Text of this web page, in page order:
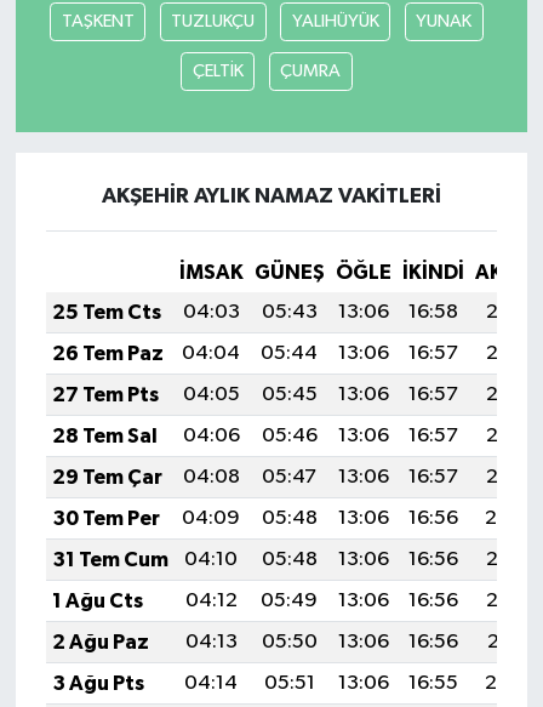
TAŞKENT TUZLUKÇU YALIHÜYÜK YUNAK
ÇELTİK ÇUMRA
AKŞEHİR AYLIK NAMAZ VAKITLERI
İMSAK GÜNEŞ ÖĞLE İKINDI
25 Tem Cts
04:03 05:43 13:06 16:58
20:18
26 Tem Paz
04:04 05:44 13:06 16:57
20:18
27 Tem Pts
04:05 05:45 13:06 16:57
20:17
28 Tem Sal
04:06 05:46 13:06 16:57
20:16
29 Tem Çar
04:08 05:47 13:06 16:57
20:15
30 Tem Per
04:09 05:48 13:06 16:56
20:14
31 Tem Cum
04:10 05:48 13:06 16:56
20:13
1 Ağu Cts
04:12 05:49 13:06 16:56
20:12
2 Ağu Paz
04:13 05:50 13:06 16:56
20:11
3 Ağu Pts
04:14 05:51 13:06 16:55
20:10